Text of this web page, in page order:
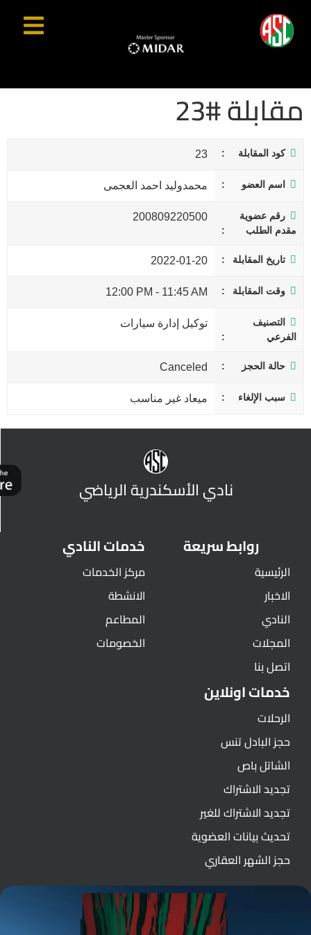
مقابلة #23
كود المقابلة 23
اسم العضو محمدوليد احمد العجمى
رقم عضوية
مقدم الطلب
200809220500
تاريخ المقابلة 2022-01-20
وقت المقابلة 11:45 AM
-
12:00 PM
التصنيف
الفرعي
توكيل إدارة سيارات
حالة الحجز Canceled
سبب الإلغاء ميعاد غير مناسب
نادي الأسكندرية الرياضي
روابط سريعة
الرئيسية
الاخبار
النادي
المجلات
اتصل بنا
خدمات النادي
مركز الخدمات
الانشطة
المطاعم
الخصومات
خدمات اونلاين
الرحلات
حجز البادل تنس
الشاتل باص
تجديد الاشتراك
تجديد الاشتراك للغير
تحديث بيانات العضوية
حجز الشهر العقاري